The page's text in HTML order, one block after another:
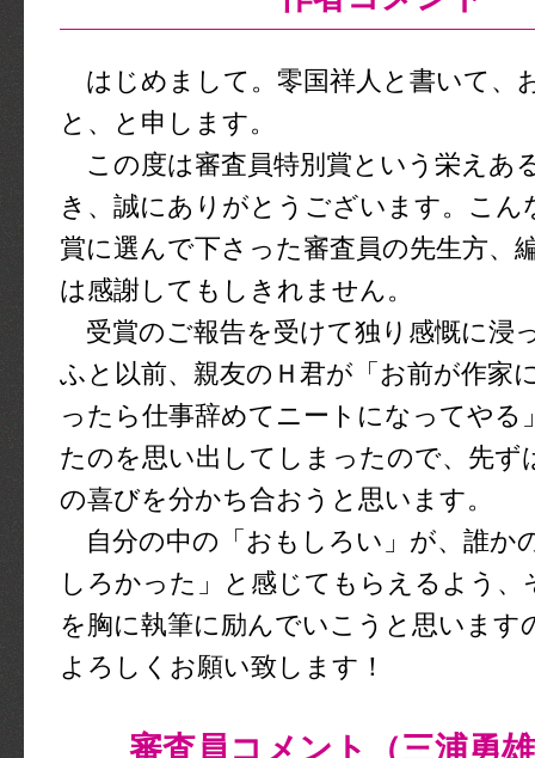
はじめまして。零国祥人と書いて、
と、と申します。
この度は審査員特別賞という栄えあ
き、誠にありがとうございます。こん
賞に選んで下さった審査員の先生方、
は感謝してもしきれません。
受賞のご報告を受けて独り感慨に浸
ふと以前、親友のＨ君が「お前が作家
ったら仕事辞めてニートになってやる
たのを思い出してしまったので、先ず
の喜びを分かち合おうと思います。
自分の中の「おもしろい」が、誰か
しろかった」と感じてもらえるよう、
を胸に執筆に励んでいこうと思います
よろしくお願い致します！
審査員コメント（三浦勇